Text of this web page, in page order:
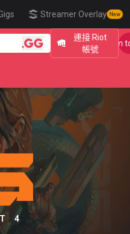
Streamer Overlay New
連接 Riot
帳號
🎯 Level Up Your Aim to
4